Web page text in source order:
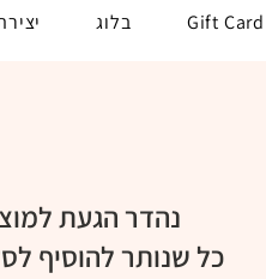
Gift Card בלוג
נהדר הגעת
כל שנותר להוסיף